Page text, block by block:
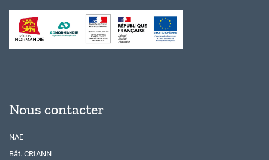
Nous contacter
NAE
Bât. CRIANN